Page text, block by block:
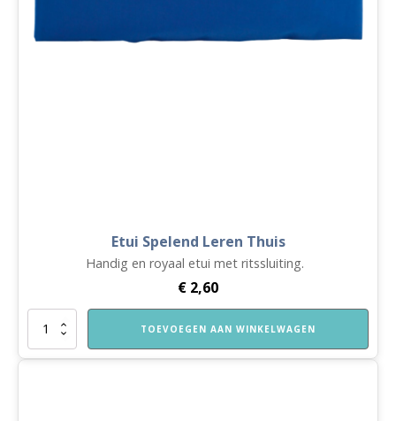
Etui Spelend Leren Thuis
Handig en royaal etui met ritssluiting.
€ 2,60
Etui
Leren
TOEVOEGEN AAN WINKELWAGEN